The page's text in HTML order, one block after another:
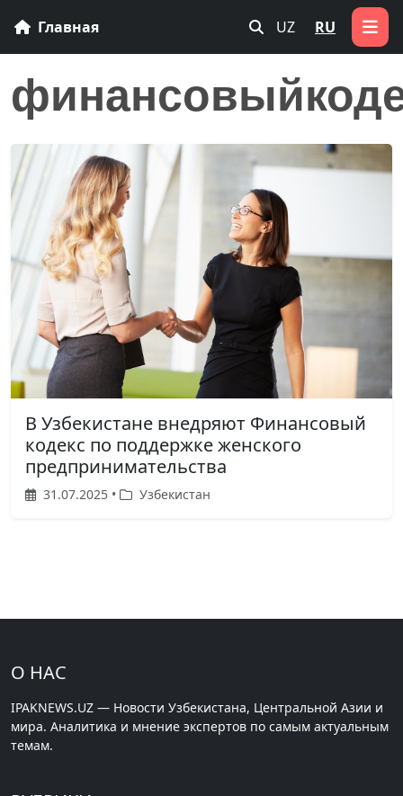
Главная UZ RU
В Узбекистане внедряют Финансовый
кодекс по поддержке женского
предпринимательства
31.07.2025 • Узбекистан
О НАС
IPAKNEWS.UZ — Новости Узбекистана, Центральной Азии и
мира. Аналитика и мнение экспертов по самым актуальным
темам.